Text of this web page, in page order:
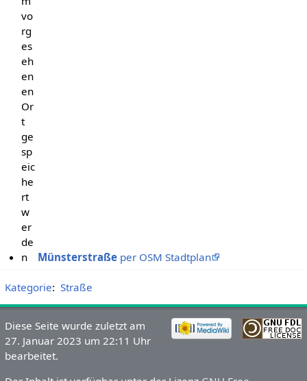
vo
rg
es
eh
en
en
Or
t
ge
sp
eic
he
rt
w
er
de
n
Münsterstraße per OSM Stadtplan
Kategorie: Straße
Diese Seite wurde zuletzt am
27. Januar 2023 um 22:11 Uhr
bearbeitet.